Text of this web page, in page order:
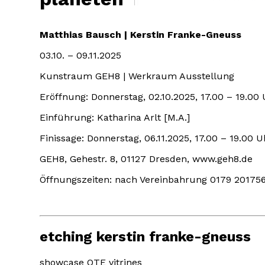
Matthias Bausch | Kerstin Franke-Gneuss
03.10. – 09.11.2025
Kunstraum GEH8 | Werkraum Ausstellung
Eröffnung: Donnerstag, 02.10.2025, 17.00 – 19.00
Einführung: Katharina Arlt [M.A.]
Finissage: Donnerstag, 06.11.2025, 17.00 – 19.00
GEH8, Gehestr. 8, 01127 Dresden, www.geh8.de
Öffnungszeiten: nach Vereinbahrung 0179
etching kerstin franke-gneuss
showcase OTE vitrines